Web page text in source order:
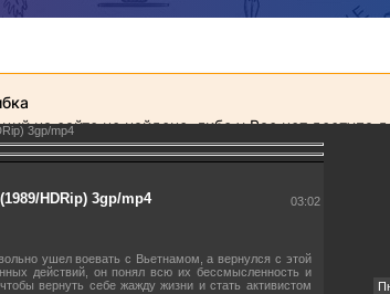
3gp/mp4
HDRip) 3gp/mp4 03:02
ушел воевать с Вьетнамом, а вернулся с этой
действий, он понял всю их бессмысленность и
вернуть себе жажду жизни и стать активистом